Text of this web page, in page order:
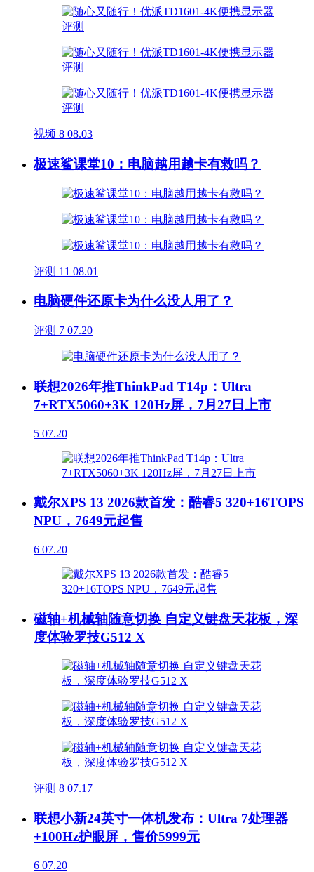
视频 8 08.03
极速鲨课堂10：电脑越用越卡有救吗？
评测 11 08.01
电脑硬件还原卡为什么没人用了？
评测 7 07.20
联想2026年推ThinkPad T14p：Ultra
7+RTX5060+3K 120Hz屏，7月27日上市
5 07.20
戴尔XPS 13 2026款首发：酷睿5 320+16TOPS
NPU，7649元起售
6 07.20
磁轴+机械轴随意切换 自定义键盘天花板，深
度体验罗技G512 X
评测 8 07.17
联想小新24英寸一体机发布：Ultra 7处理器
+100Hz护眼屏，售价5999元
6 07.20